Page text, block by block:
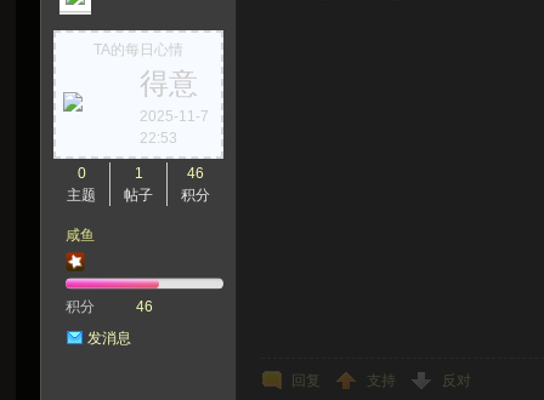
TA的每日心情
得意
2025-11-7
22:53
0
主题
1
帖子
46
积分
咸鱼
积分
46
发消息
回复 支持 反对